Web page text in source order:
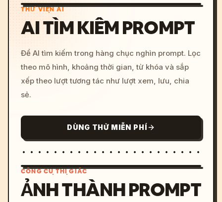
THƯ VIỆN AI
AI TÌM KIẾM PROMPT
Để AI tìm kiếm trong hàng chục nghìn prompt. Lọc
theo mô hình, khoảng thời gian, từ khóa và sắp
xếp theo lượt tương tác như lượt xem, lưu, chia
sẻ.
DÙNG THỬ MIỄN PHÍ
CÔNG CỤ THỊ GIÁC
ẢNH THÀNH PROMPT